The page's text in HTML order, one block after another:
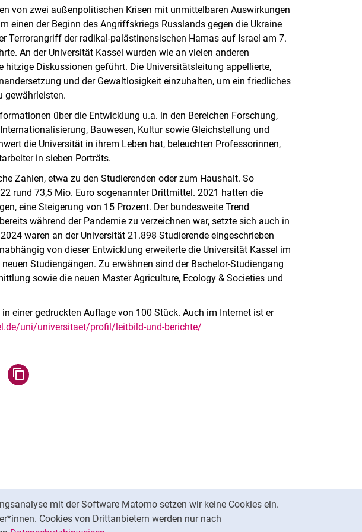
mit der Software Matomo setzen wir keine Cookies ein.
Cookies von Drittanbietern werden nur nach
von zwei außenpolitischen Krisen mit unmittelbaren Auswirkungen
einen der Beginn des Angriffskriegs Russlands gegen die Ukraine
Terrorangriff der radikal-palästinensischen Hamas auf Israel am 7.
An der Universität Kassel wurden wie an vielen anderen
hitzige Diskussionen geführt. Die Universitätsleitung appellierte,
und der Gewaltlosigkeit einzuhalten, um ein friedliches
gewährleisten.
über die Entwicklung u.a. in den Bereichen Forschung,
Bauwesen, Kultur sowie Gleichstellung und
die Universität in ihrem Leben hat, beleuchten Professorinnen,
in sieben Porträts.
Zahlen, etwa zu den Studierenden oder zum Haushalt. So
rund 73,5 Mio. Euro sogenannter Drittmittel. 2021 hatten die
eine Steigerung von 15 Prozent. Der bundesweite Trend
während der Pandemie zu verzeichnen war, setzte sich auch in
waren an der Universität 21.898 Studierende eingeschrieben
von dieser Entwicklung erweiterte die Universität Kassel im
Studiengängen. Zu erwähnen sind der Bachelor-Studiengang
sowie die neuen Master Agriculture, Ecology & Societies und
einer gedruckten Auflage von 100 Stück. Auch im Internet ist er
uni/universitaet/profil/leitbild-und-berichte/
teilen
WhatsApp teilen (externer Link, öffnet neues Fenster)
Seite über Facebook teilen (externer Link, öffnet neues Fenster)